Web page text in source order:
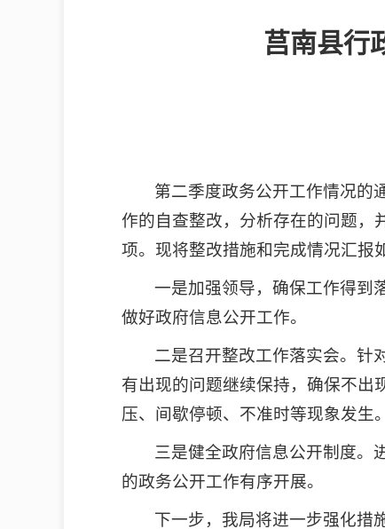
经济发展
莒南县行
第二季度政务公开工作情况的
作的自查整改，分析存在的问题，
项。现将整改措施和完成情况汇报
一是加强领导，确保工作得到
做好政府信息公开工作。
二是召开整改工作落实会。针
有出现的问题继续保持，确保不出
压、间歇停顿、不准时等现象发生。
三是健全政府信息公开制度。
的政务公开工作有序开展。
下一步，我局将进一步强化措